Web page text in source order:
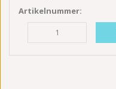
Artikelnummer: